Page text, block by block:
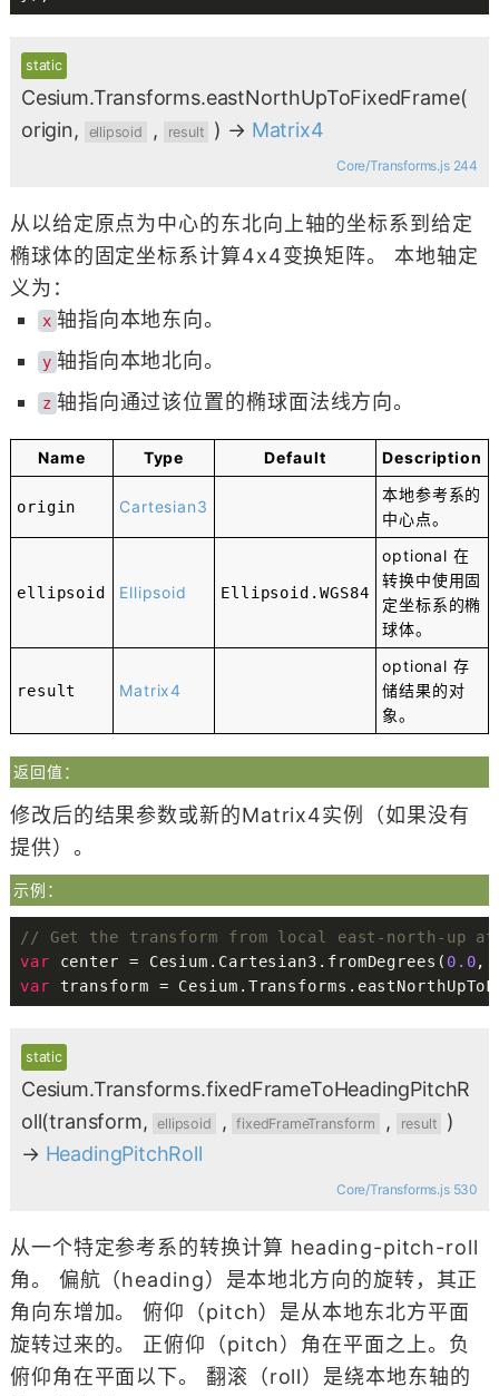
static
Cesium.Transforms.eastNorthUpToFixedFrame(
origin,
ellipsoid , result ) → Matrix4
Core/Transforms.js 244
从以给定原点为中心的东北向上轴的坐标系到给定
椭球体的固定坐标系计算4x4变换矩阵。 本地轴定
义为：
x 轴指向本地东向。
y 轴指向本地北向。
z 轴指向通过该位置的椭球面法线方向。
Name Type Default Description
origin Cartesian3
本地参考系的
中心点。
ellipsoid Ellipsoid Ellipsoid . WGS84
optional 在
转换中使用固
定坐标系的椭
球体。
result Matrix4
optional 存
储结果的对
象。
返回值：
修改后的结果参数或新的Matrix4实例（如果没有
提供）。
示例：
// Get the transform from local east-north-up
var center = Cesium . Cartesian3 . fromDegrees ( 0.0,
var transform = Cesium . Transforms .
static
Cesium.Transforms.fixedFrameToHeadingPitchR
oll(transform, ellipsoid , fixedFrameTransform , result
)
→ HeadingPitchRoll
Core/Transforms.js 530
从一个特定参考系的转换计算 heading-pitch-roll
角。 偏航（heading）是本地北方向的旋转，其正
角向东增加。 俯仰（pitch）是从本地东北方平面
旋转过来的。 正俯仰（pitch）角在平面之上。负
俯仰角在平面以下。 翻滚（roll）是绕本地东轴的